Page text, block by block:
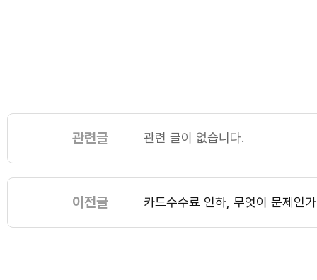
관련글 관련 글이 없습니다.
이전글 카드수수료 인하, 무엇이 문제인